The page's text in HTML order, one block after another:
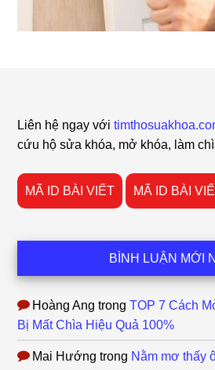
Liên hệ ngay với
cứu hộ sửa khóa, mở khóa, làm
MÃ ID BÀI VIẾT MÃ ID BÀI
BÌNH LUẬN MỚI
Hoàng Ang trongTOP 7 Cách
Bị Mất Chìa Hiệu Quả 100%
Mai Hướng trong Nằm mơ thấy